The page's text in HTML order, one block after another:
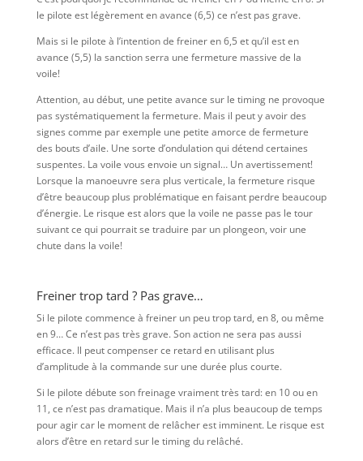
le pilote est légèrement en avance (6,5) ce n’est pas grave.
Mais si le pilote à l’intention de freiner en 6,5 et qu’il est en
avance (5,5) la sanction serra une fermeture massive de la
voile!
Attention, au début, une petite avance sur le timing ne provoque
pas systématiquement la fermeture. Mais il peut y avoir des
signes comme par exemple une petite amorce de fermeture
des bouts d’aile. Une sorte d’ondulation qui détend certaines
suspentes. La voile vous envoie un signal… Un avertissement!
Lorsque la manoeuvre sera plus verticale, la fermeture risque
d’être beaucoup plus problématique en faisant perdre beaucoup
d’énergie. Le risque est alors que la voile ne passe pas le tour
suivant ce qui pourrait se traduire par un plongeon, voir une
chute dans la voile!
Freiner trop tard ? Pas grave…
Si le pilote commence à freiner un peu trop tard, en 8, ou même
en 9… Ce n’est pas très grave. Son action ne sera pas aussi
efficace. Il peut compenser ce retard en utilisant plus
d’amplitude à la commande sur une durée plus courte.
Si le pilote débute son freinage vraiment très tard: en 10 ou en
11, ce n’est pas dramatique. Mais il n’a plus beaucoup de temps
pour agir car le moment de relâcher est imminent. Le risque est
alors d’être en retard sur le timing du relâché.